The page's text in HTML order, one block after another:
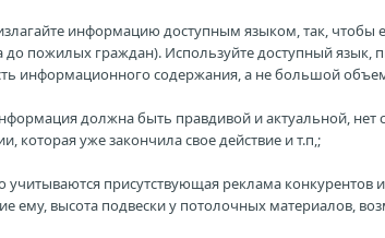
информацию доступным языком, так, чтобы
до пожилых граждан). Используйте доступный язык,
информационного содержания, а не большой
должна быть правдивой и актуальной, нет
которая уже закончила свое действие и т.п,;
присутствующая реклама конкурентов
ему, высота подвески у потолочных материалов,